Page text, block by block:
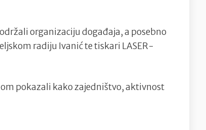
organizaciju događaja, a posebno
radiju Ivanić te tiskari LASER-
pokazali kako zajedništvo, aktivnost